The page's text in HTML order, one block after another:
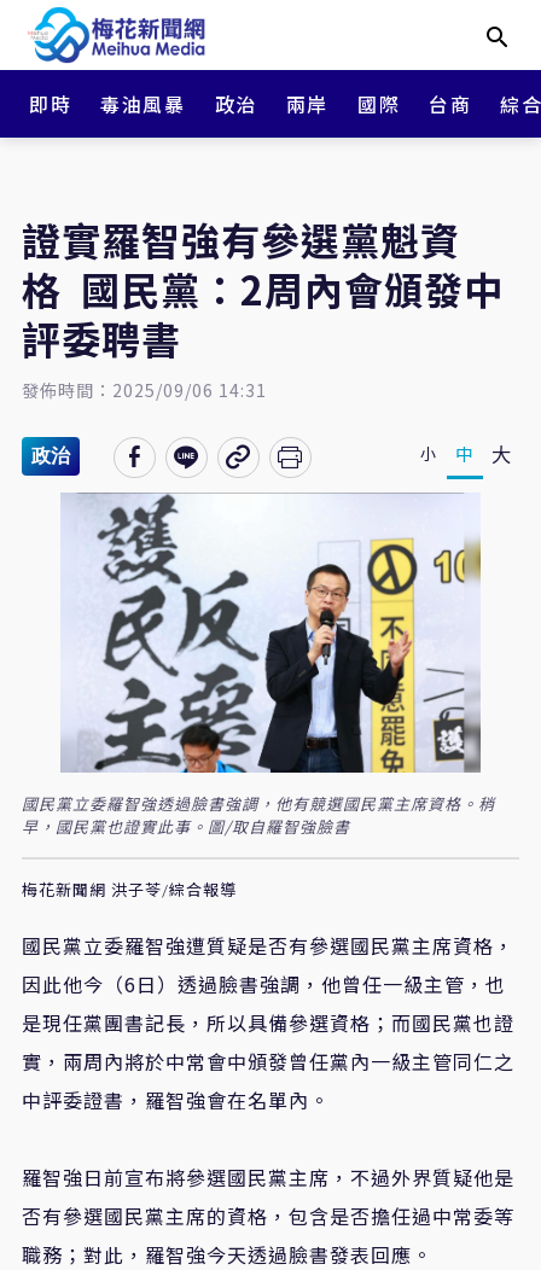
即時 毒油風暴 政治 兩岸 國際 台商 綜
證實羅智強有參選黨魁資
格 國民黨：2周內會頒發中
評委聘書
發佈時間：2025/09/06 14:31
政治 小 中 大
國民黨立委羅智強透過臉書強調，他有競選國民黨主席資格。稍
早，國民黨也證實此事。圖/取自羅智強臉書
梅花新聞網 洪子苓/綜合報導
國民黨立委羅智強遭質疑是否有參選國民黨主席資格，
因此他今（6日）透過臉書強調，他曾任一級主管，也
是現任黨團書記長，所以具備參選資格；而國民黨也證
實，兩周內將於中常會中頒發曾任黨內一級主管同仁之
中評委證書，羅智強會在名單內。
羅智強日前宣布將參選國民黨主席，不過外界質疑他是
否有參選國民黨主席的資格，包含是否擔任過中常委等
職務；對此，羅智強今天透過臉書發表回應。